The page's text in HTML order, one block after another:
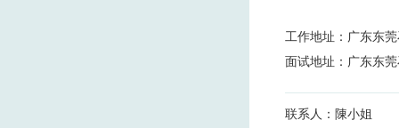
工作地址： 广东东
面试地址： 广东东
联系人： 陳小姐